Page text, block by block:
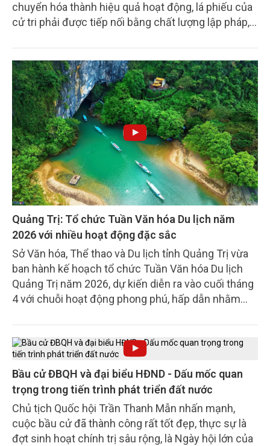
chuyển hóa thành hiệu quả hoạt động, lá phiếu của
cử tri phải được tiếp nối bằng chất lượng lập pháp,
kịp thời. Chính vì vậy, phải nhanh chóng cụ thể hóa
niềm tin của cử tri thành hành động, thành sản
phẩm lập pháp, thành hiệu quả giám sát và thành
những quyết sách thiết thực phục vụ Nhân dân,
phục vụ phát triển đất nước.
Quảng Trị: Tổ chức Tuần Văn hóa Du lịch năm
2026 với nhiều hoạt động đặc sắc
Sở Văn hóa, Thể thao và Du lịch tỉnh Quảng Trị vừa
ban hành kế hoạch tổ chức Tuần Văn hóa Du lịch
Quảng Trị năm 2026, dự kiến diễn ra vào cuối tháng
4 với chuỗi hoạt động phong phú, hấp dẫn nhằm
Bầu cử ĐBQH và đại biểu HĐND - Dấu mốc quan
trọng trong tiến trình phát triển đất nước
Chủ tịch Quốc hội Trần Thanh Mẫn nhấn mạnh,
cuộc bầu cử đã thành công rất tốt đẹp, thực sự là
đợt sinh hoạt chính trị sâu rộng, là Ngày hội lớn của